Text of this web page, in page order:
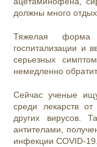
должны много
Тяжелая форма
госпитализации и
серьезных
немедленно
Сейчас ученые
среди лекарств от
других вирусов.
антителами,
инфекции COVID-19.